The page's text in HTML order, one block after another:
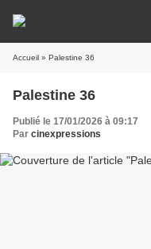
Accueil » Palestine 36
Palestine 36
Publié le 17/01/2026 à 09:17
Par cinexpressions